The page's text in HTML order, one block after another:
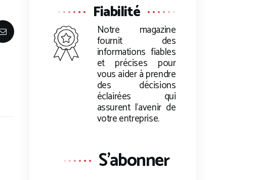
Fiabilité
Notre magazine
fournit des
informations fiables
et précises pour
vous aider à prendre
des décisions
éclairées qui
assurent l’avenir de
votre entreprise.
S'abonner